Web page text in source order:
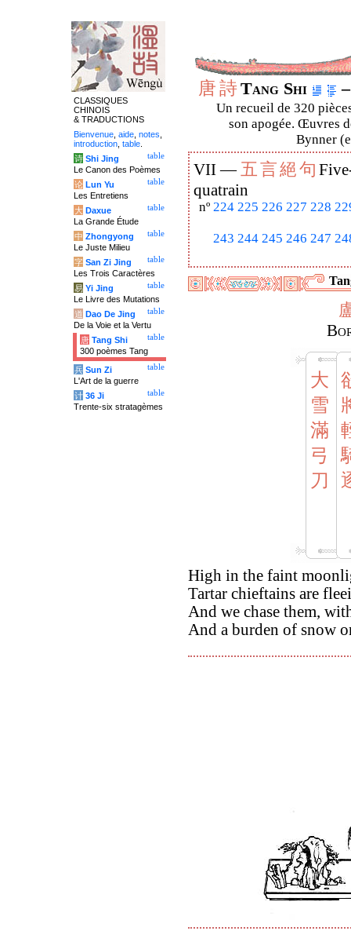
唐詩Tang Shi
Un recueil de 320
son apogée. Œuvres
Bynner
VII —五言絕句
quatrain
nº 224 225 226 227 228
243 244 245 246 247
大
雪
滿
弓
刀
High in the faint
Tartar chieftains are
And we chase them,
And a burden of snow
CLASSIQUES
CHINOIS
& TRADUCTIONS
Bienvenue aide notes
introduction table
table
诗 Shi Jing
Le Canon des Poèmes
table
论 Lun Yu
Les Entretiens
table
大 Daxue
La Grande Étude
table
中 Zhongyong
Le Juste Milieu
table
字 San Zi Jing
Les Trois Caractères
table
易 Yi Jing
Le Livre des Mutations
table
道 Dao De Jing
De la Voie et la Vertu
table
唐 Tang Shi
300 poèmes Tang
table
兵 Sun Zi
L'Art de la guerre
table
计 36 Ji
Trente-six stratagèmes